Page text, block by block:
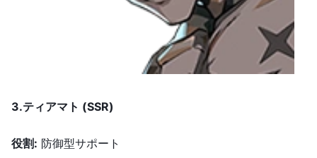
3.ティアマト (SSR)
役割: 防御型サポート